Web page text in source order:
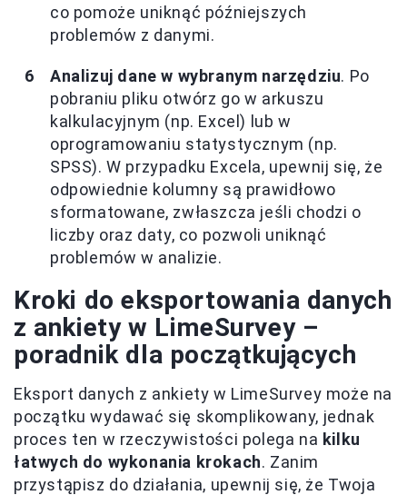
co pomoże uniknąć późniejszych
problemów z danymi.
Analizuj dane w wybranym narzędziu. Po
pobraniu pliku otwórz go w arkuszu
kalkulacyjnym (np. Excel) lub w
oprogramowaniu statystycznym (np.
SPSS). W przypadku Excela, upewnij się, że
odpowiednie kolumny są prawidłowo
sformatowane, zwłaszcza jeśli chodzi o
liczby oraz daty, co pozwoli uniknąć
problemów w analizie.
Kroki do eksportowania danych
z ankiety w LimeSurvey –
poradnik dla początkujących
Eksport danych z ankiety w LimeSurvey może na
początku wydawać się skomplikowany, jednak
proces ten w rzeczywistości polega na kilku
łatwych do wykonania krokach. Zanim
przystąpisz do działania, upewnij się, że Twoja